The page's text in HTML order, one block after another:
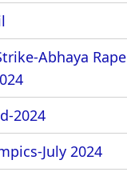
Abhaya Rape
2024
July 2024